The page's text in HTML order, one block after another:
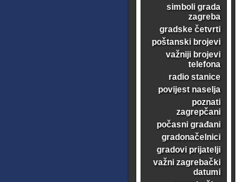
simboli grada
zagreba
gradske četvrti
poštanski brojevi
važniji brojevi
telefona
radio stanice
povijest naselja
poznati
zagrepčani
počasni građani
gradonačelnici
gradovi prijatelji
važni zagrebački
datumi